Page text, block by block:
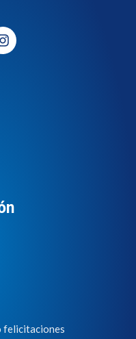
felicitaciones